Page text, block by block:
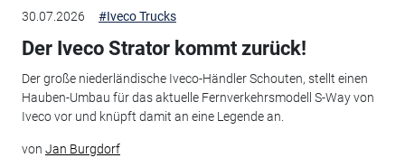
30.07.2026 #Iveco Trucks
Der Iveco Strator kommt zurück!
Der große niederländische Iveco-Händler Schouten, stellt einen
Hauben-Umbau für das aktuelle Fernverkehrsmodell S-Way von
Iveco vor und knüpft damit an eine Legende an.
von Jan Burgdorf